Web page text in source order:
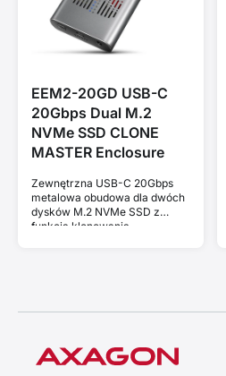
EEM2-20GD USB-C
20Gbps Dual M.2
NVMe SSD CLONE
MASTER Enclosure
Zewnętrzna USB-C 20Gbps
metalowa obudowa dla dwóch
dysków M.2 NVMe SSD z
funkcją klonowania.